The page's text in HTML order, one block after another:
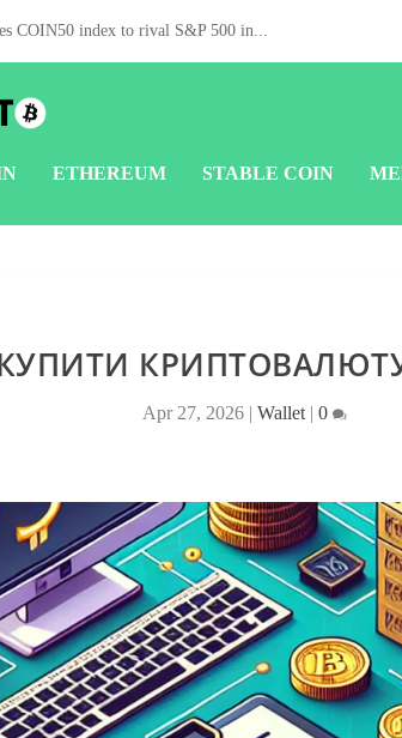
COIN50 index to rival S&P 500 in...
ETHEREUM STABLE COIN
КРИПТОВАЛЮТУ
Apr 27, 2026 |Wallet |0